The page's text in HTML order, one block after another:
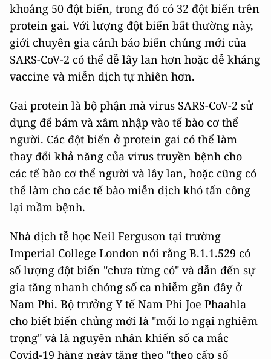
khoảng 50 đột biến, trong đó có 32 đột biến trên
protein gai. Với lượng đột biến bất thường này,
giới chuyên gia cảnh báo biến chủng mới của
SARS-CoV-2 có thể dễ lây lan hơn hoặc dễ kháng
vaccine và miễn dịch tự nhiên hơn.
Gai protein là bộ phận mà virus SARS-CoV-2 sử
dụng để bám và xâm nhập vào tế bào cơ thể
người. Các đột biến ở protein gai có thể làm
thay đổi khả năng của virus truyền bệnh cho
các tế bào cơ thể người và lây lan, hoặc cũng có
thể làm cho các tế bào miễn dịch khó tấn công
lại mầm bệnh.
Nhà dịch tễ học Neil Ferguson tại trường
Imperial College London nói rằng B.1.1.529 có
số lượng đột biến "chưa từng có" và dẫn đến sự
gia tăng nhanh chóng số ca nhiễm gần đây ở
Nam Phi. Bộ trưởng Y tế Nam Phi Joe Phaahla
cho biết biến chủng mới là "mối lo ngại nghiêm
trọng" và là nguyên nhân khiến số ca mắc
Covid-19 hàng ngày tăng theo "theo cấp số